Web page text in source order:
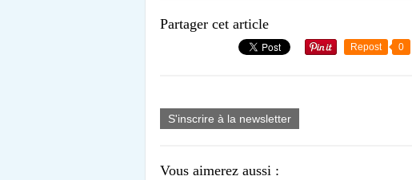
Partager cet article
Repost 0
S'inscrire à la newsletter
Vous aimerez aussi :